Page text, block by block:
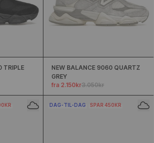
TRIPLE
NEW BALANCE 9060 QUARTZ
GREY
fra 2.150kr3.050kr
DAG-TIL-DAG SPAR 450KR